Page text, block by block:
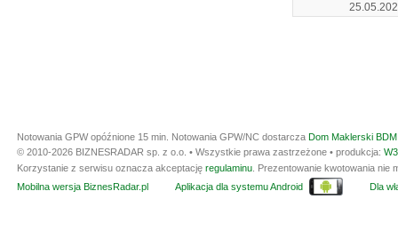
Notowania GPW opóźnione 15 min. Notowania GPW/NC dostarcza Dom Maklerski
© 2010-2026 BIZNESRADAR sp. z o.o. • Wszystkie prawa zastrzeżone • produkcja:
Korzystanie z serwisu oznacza akceptację regulaminu . Prezentowanie kwotowania
Mobilna wersja BiznesRadar.pl
Aplikacja dla systemu Android Dla